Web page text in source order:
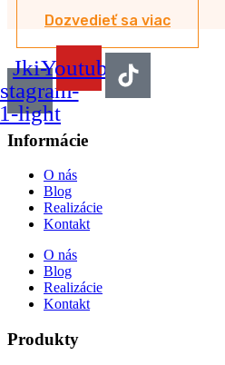
Dozvedieť sa viac
Jki-
1-light
Youtube
Informácie
O nás
Blog
Realizácie
Kontakt
O nás
Blog
Realizácie
Kontakt
Produkty